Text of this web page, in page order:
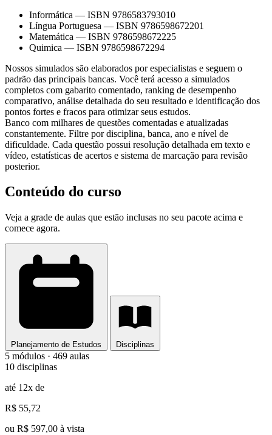
Informática — ISBN 9786583793010
Língua Portuguesa — ISBN 9786598672201
Matemática — ISBN 9786598672225
Quimica — ISBN 9786598672294
Nossos simulados são elaborados por especialistas e seguem o
padrão das principais bancas. Você terá acesso a simulados
completos com gabarito comentado, ranking de desempenho
comparativo, análise detalhada do seu resultado e identificação dos
pontos fortes e fracos para otimizar seus estudos.
Banco com milhares de questões comentadas e atualizadas
constantemente. Filtre por disciplina, banca, ano e nível de
dificuldade. Cada questão possui resolução detalhada em texto e
vídeo, estatísticas de acertos e sistema de marcação para revisão
posterior.
Conteúdo do curso
Veja a grade de aulas que estão inclusas no seu pacote acima e
comece agora.
Planejamento de Estudos Disciplinas
5 módulos · 469 aulas
10 disciplinas
até 12x de
R$ 55,72
ou R$ 597,00 à vista